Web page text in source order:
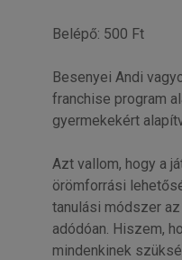
Belépő: 500 Ft
Besenyei Andi
franchise program
gyermekekért
Azt vallom, hogy a
örömforrási
tanulási módszer
adódóan. Hiszem,
mindenkinek